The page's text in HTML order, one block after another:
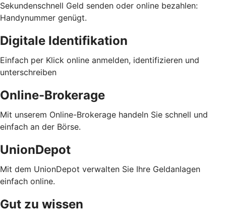
Sekundenschnell Geld senden oder online bezahlen:
Handynummer genügt.
Digitale Identifikation
Einfach per Klick online anmelden, identifizieren und
unterschreiben
Online-Brokerage
Mit unserem Online-Brokerage handeln Sie schnell und
einfach an der Börse.
UnionDepot
Mit dem UnionDepot verwalten Sie Ihre Geldanlagen
einfach online.
Gut zu wissen